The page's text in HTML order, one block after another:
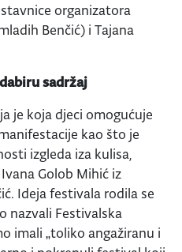
organizatora
Benčić) i Tajana
sadržaj
je koja djeci omogućuje
kao što je
izgleda iza kulisa,
Golob Mihić iz
Ideja festivala rodila se
nazvali Festivalska
imali „toliko angažiranu i